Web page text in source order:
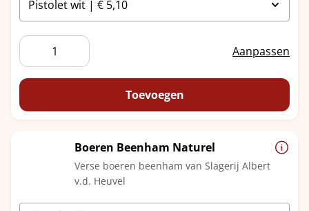
Boeren
Beenham
Kaas
Aanpassen
Toevoegen
Boeren Beenham Naturel
Verse boeren beenham van Slagerij Albert
v.d. Heuvel